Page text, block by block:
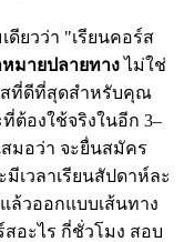
ดียวว่า "เรียนคอร์ส
หมายปลายทางไม่ใช่
สที่ดีที่สุดสำหรับคุณ
องใช้จริงในอีก 3–
สมอว่า จะยื่นสมัคร
เวลาเรียนสัปดาห์ละ
แล้วออกแบบเส้นทาง
สอะไร กี่ชั่วโมง สอบ